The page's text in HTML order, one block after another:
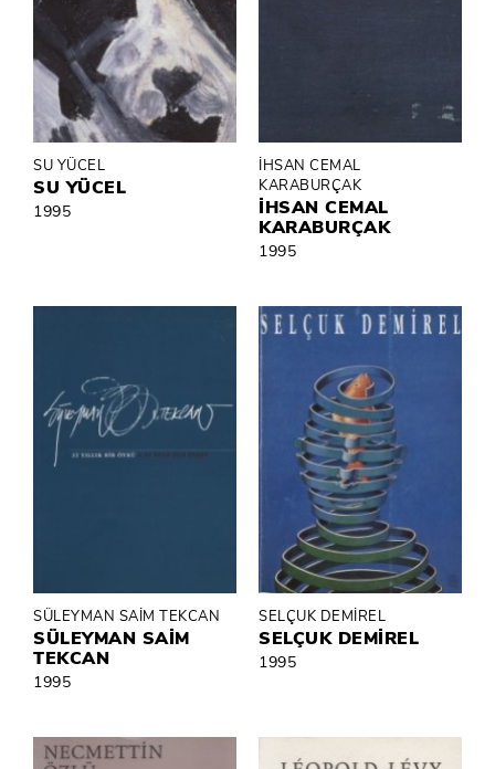
SU YÜCEL
SU YÜCEL
1995
İHSAN CEMAL
KARABURÇAK
İHSAN CEMAL
KARABURÇAK
1995
SÜLEYMAN SAİM TEKCAN
SÜLEYMAN SAİM
TEKCAN
1995
SELÇUK DEMİREL
SELÇUK DEMİREL
1995